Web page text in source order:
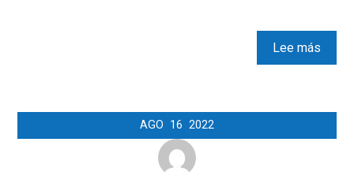
Lee más
AGO 16 2022